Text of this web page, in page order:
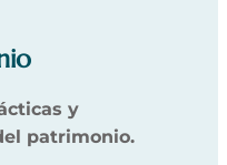
y
patrimonio.